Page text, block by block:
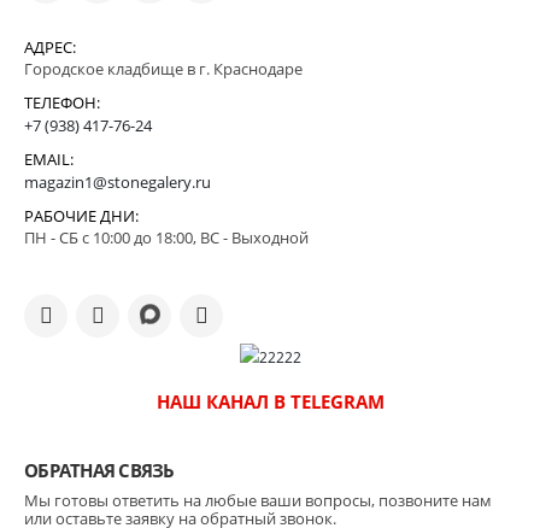
АДРЕС:
Городское кладбище в г. Краснодаре
ТЕЛЕФОН:
+7 (938) 417-76-24
EMAIL:
magazin1@stonegalery.ru
РАБОЧИЕ ДНИ:
ПН - СБ с 10:00 до 18:00, ВС - Выходной
НАШ КАНАЛ В TELEGRAM
ОБРАТНАЯ СВЯЗЬ
Мы готовы ответить на любые ваши вопросы, позвоните нам
или оставьте заявку на обратный звонок.